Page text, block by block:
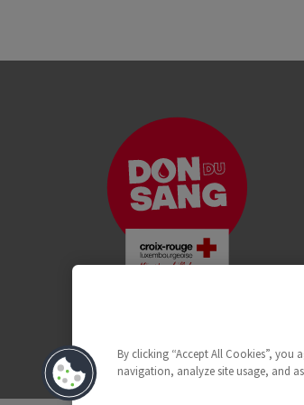
By clicking “Accept All Cookies”,
navigation, analyze site usage, and